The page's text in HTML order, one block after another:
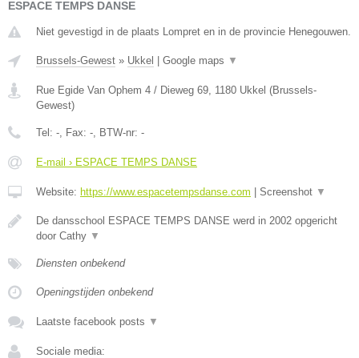
ESPACE TEMPS DANSE
Niet gevestigd in de plaats Lompret en in de provincie Henegouwen.
Brussels-Gewest » Ukkel Google maps ▼
Rue Egide Van Ophem 4 / Dieweg 69, 1180 Ukkel (Brussels-
Gewest)
Tel: -, Fax: -, BTW-nr: -
E-mail › ESPACE TEMPS DANSE
Website: https://www.espacetempsdanse.com Screenshot ▼
De dansschool ESPACE TEMPS DANSE werd in 2002 opgericht
door Cathy ▼
Diensten onbekend
Openingstijden onbekend
Laatste facebook posts ▼
Sociale media: